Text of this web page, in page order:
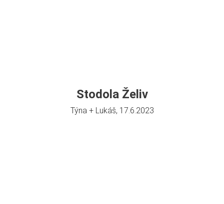
Stodola Želiv
Týna + Lukáš, 17.6.2023